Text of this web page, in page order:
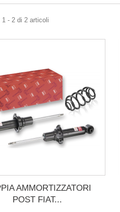
1 - 2 di 2 articoli
AMMORTIZZATORI
POST FIAT...